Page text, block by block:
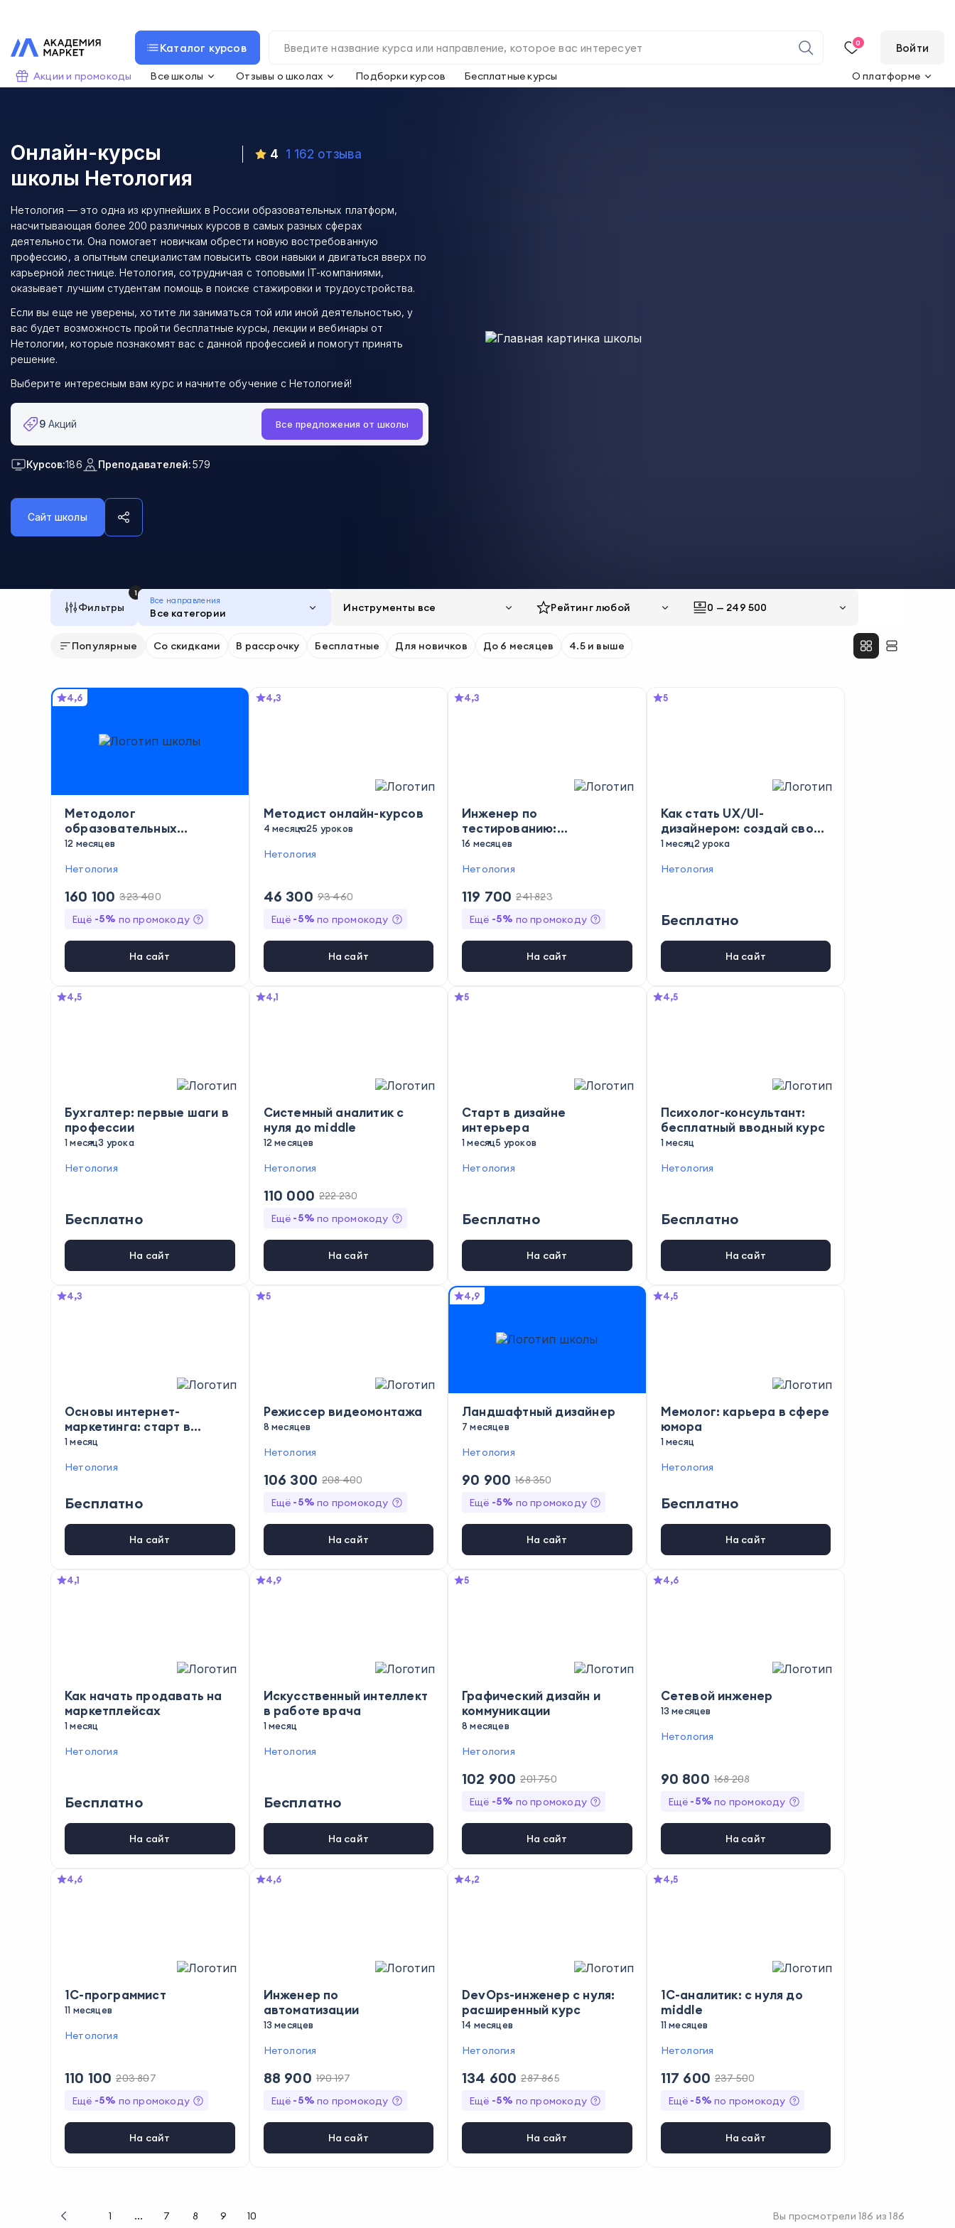
Каталог курсов 0 Войти
Акции и промокоды Все школы Отзывы о школах Подборки курсов Бесплатные курсы О платформе
Онлайн-курсы
школы Нетология
4 1 162 отзыва
Нетология — это одна из крупнейших в России образовательных платформ,
насчитывающая более 200 различных курсов в самых разных сферах
деятельности. Она помогает новичкам обрести новую востребованную
профессию, а опытным специалистам повысить свои навыки и двигаться вверх по
карьерной лестнице. Нетология, сотрудничая с топовыми IT-компаниями,
оказывает лучшим студентам помощь в поиске стажировки и трудоустройства.
Если вы еще не уверены, хотите ли заниматься той или иной деятельностью, у
вас будет возможность пройти бесплатные курсы, лекции и вебинары от
Нетологии, которые познакомят вас с данной профессией и помогут принять
решение.
Выберите интересным вам курс и начните обучение с Нетологией!
9 Акций Все предложения от школы
Курсов:186 Преподавателей:579
Сайт школы
Фильтры
1
Все направления
Все категории Инструменты все Рейтинглюбой 0 — 249 500
Популярные Со скидками В рассрочку Бесплатные Для новичков До 6 месяцев 4.5 и выше
4,6
Методолог
образовательных
программ
12 месяцев
Нетология
160 100 323 400
Ещё -5% по промокоду
На сайт
4,3
Методист онлайн-курсов
4 месяца25 уроков
Нетология
46 300 93 460
Ещё -5% по промокоду
На сайт
4,3
Инженер по
тестированию:
расширенный курс
16 месяцев
Нетология
119 700 241 823
Ещё -5% по промокоду
На сайт
5
Как стать UX/UI-
дизайнером: создай свой
первый сайт
1 месяц2 урока
Нетология
Бесплатно
На сайт
4,5
Бухгалтер: первые шаги в
профессии
1 месяц3 урока
Нетология
Бесплатно
На сайт
4,1
Системный аналитик с
нуля до middle
12 месяцев
Нетология
110 000 222 230
Ещё -5% по промокоду
На сайт
5
Старт в дизайне
интерьера
1 месяц5 уроков
Нетология
Бесплатно
На сайт
4,5
Психолог-консультант:
бесплатный вводный курс
1 месяц
Нетология
Бесплатно
На сайт
4,3
Основы интернет-
маркетинга: старт в
профессии
1 месяц
Нетология
Бесплатно
На сайт
5
Режиссер видеомонтажа
8 месяцев
Нетология
106 300 208 400
Ещё -5% по промокоду
На сайт
4,9
Ландшафтный дизайнер
7 месяцев
Нетология
90 900 168 350
Ещё -5% по промокоду
На сайт
4,5
Мемолог: карьера в сфере
юмора
1 месяц
Нетология
Бесплатно
На сайт
4,1
Как начать продавать на
маркетплейсах
1 месяц
Нетология
Бесплатно
На сайт
4,9
Искусственный интеллект
в работе врача
1 месяц
Нетология
Бесплатно
На сайт
5
Графический дизайн и
коммуникации
8 месяцев
Нетология
102 900 201 750
Ещё -5% по промокоду
На сайт
4,6
Сетевой инженер
13 месяцев
Нетология
90 800 168 208
Ещё -5% по промокоду
На сайт
4,6
1С-программист
11 месяцев
Нетология
110 100 203 807
Ещё -5% по промокоду
На сайт
4,6
Инженер по
автоматизации
13 месяцев
Нетология
88 900 190 197
Ещё -5% по промокоду
На сайт
4,2
DevOps-инженер с нуля:
расширенный курс
14 месяцев
Нетология
134 600 287 865
Ещё -5% по промокоду
На сайт
4,5
1С-аналитик: с нуля до
middle
11 месяцев
Нетология
117 600 237 500
Ещё -5% по промокоду
На сайт
1 ... 7 8 9 10 Вы просмотрели 186 из186